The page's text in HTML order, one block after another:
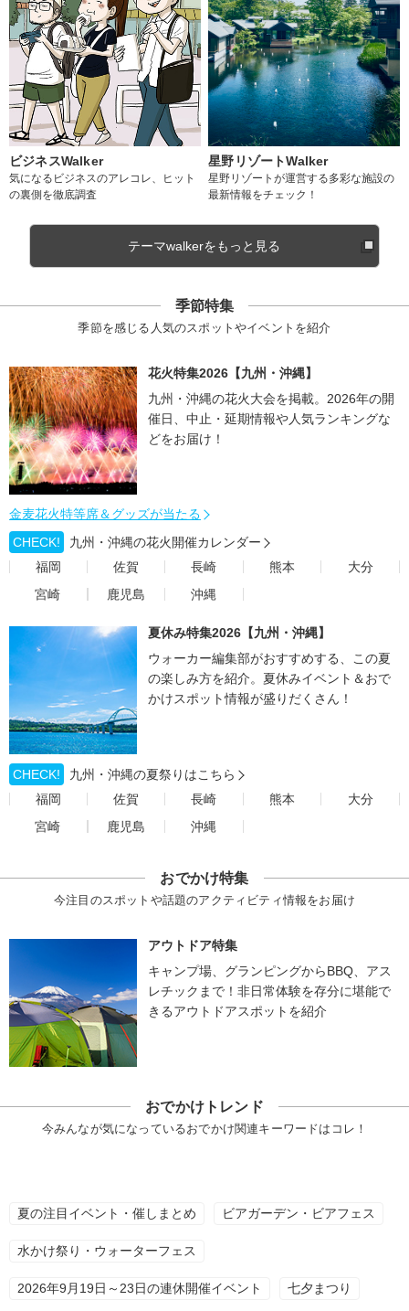
ビジネスWalker
気になるビジネスのアレコレ、ヒット
の裏側を徹底調査
星野リゾートWalker
星野リゾートが運営する多彩な施設の
最新情報をチェック！
テーマwalkerをもっと見る
季節特集
季節を感じる人気のスポットやイベントを紹介
花火特集2026【九州・沖縄】
九州・沖縄の花火大会を掲載。2026年の開
催日、中止・延期情報や人気ランキングな
どをお届け！
金麦花火特等席＆グッズが当たる
CHECK!
九州・沖縄の花火開催カレンダー
福岡
佐賀 長崎 熊本
大分
宮崎
鹿児島 沖縄
夏休み特集2026【九州・沖縄】
ウォーカー編集部がおすすめする、この夏
の楽しみ方を紹介。夏休みイベント＆おで
かけスポット情報が盛りだくさん！
CHECK!
九州・沖縄の夏祭りはこちら
福岡
佐賀 長崎 熊本
大分
宮崎
鹿児島 沖縄
おでかけ特集
今注目のスポットや話題のアクティビティ情報をお届け
アウトドア特集
キャンプ場、グランピングからBBQ、アス
レチックまで！非日常体験を存分に堪能で
きるアウトドアスポットを紹介
おでかけトレンド
今みんなが気になっているおでかけ関連キーワードはコレ！
夏の注目イベント・催しまとめ ビアガーデン・ビアフェス
水かけ祭り・ウォーターフェス
2026年9月19日～23日の連休開催イベント 七夕まつり